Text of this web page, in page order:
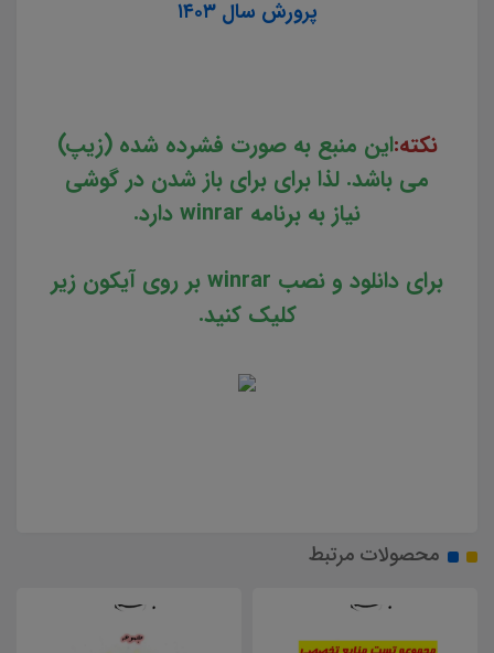
پرورش سال ۱۴۰۳
نکته:این منبع به صورت فشرده شده (زیپ)
می باشد. لذا برای برای باز شدن در گوشی
نیاز به برنامه winrar دارد.
برای دانلود و نصب winrar بر روی آیکون زیر
کلیک کنید.
محصولات مرتبط